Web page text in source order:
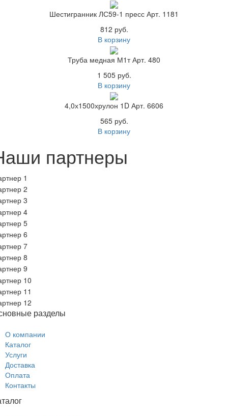
Шестигранник ЛС59-1 пресс Арт. 1181
812 руб.
В корзину
Труба медная М1т Арт. 480
1 505 руб.
В корзину
4,0х1500хрулон 1D Арт. 6606
565 руб.
В корзину
партнеры
разделы
О компании
Каталог
Услуги
Доставка
Оплата
Контакты